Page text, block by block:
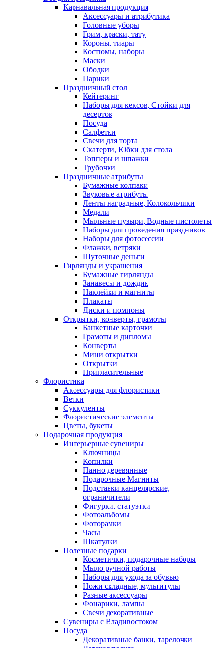
Карнавальная продукция
Аксессуары и атрибутика
Головные уборы
Грим, краски, тату
Короны, тиары
Костюмы, наборы
Маски
Ободки
Парики
Праздничный стол
Кейтеринг
Наборы для кексов, Стойки для
десертов
Посуда
Салфетки
Свечи для торта
Скатерти, Юбки для стола
Топперы и шпажки
Трубочки
Праздничные атрибуты
Бумажные колпаки
Звуковые атрибуты
Ленты наградные, Колокольчики
Медали
Мыльные пузыри, Водные пистолеты
Наборы для проведения праздников
Наборы для фотосессии
Флажки, ветряки
Шуточные деньги
Гирлянды и украшения
Бумажные гирлянды
Занавесы и дождик
Наклейки и магниты
Плакаты
Диски и помпоны
Открытки, конверты, грамоты
Банкетные карточки
Грамоты и дипломы
Конверты
Мини открытки
Открытки
Пригласительные
Флористика
Аксессуары для флористики
Ветки
Суккуленты
Флористические элементы
Цветы, букеты
Подарочная продукция
Интерьерные сувениры
Ключницы
Копилки
Панно деревянные
Подарочные Магниты
Подставки канцелярские,
ограничители
Фигурки, статуэтки
Фотоальбомы
Фоторамки
Часы
Шкатулки
Полезные подарки
Косметички, подарочные наборы
Мыло ручной работы
Наборы для ухода за обувью
Ножи складные, мультитулы
Разные аксессуары
Фонарики, лампы
Свечи декоративные
Сувениры с Владивостоком
Посуда
Декоративные банки, тарелочки